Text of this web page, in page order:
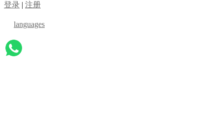
登录 | 注册
languages